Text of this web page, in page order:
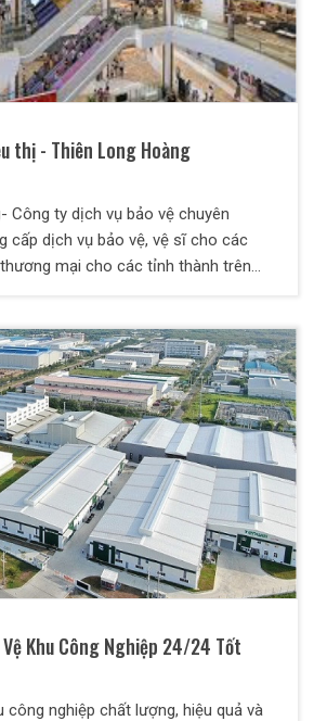
thị - Thiên Long Hoàng
Công ty dịch vụ bảo vệ chuyên
cấp dịch vụ bảo vệ, vệ sĩ cho các
mại cho các tỉnh thành trên
Vệ Khu Công Nghiệp 24/24 Tốt
công nghiệp chất lượng, hiệu quả và